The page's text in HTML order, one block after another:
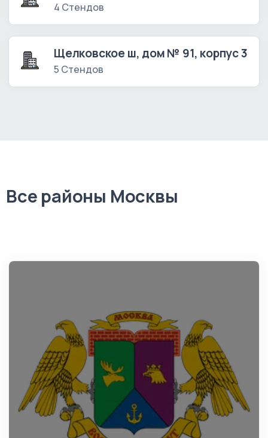
4 Стендов
Щелковское ш, дом № 91, корпус 3
5 Стендов
Все районы Москвы